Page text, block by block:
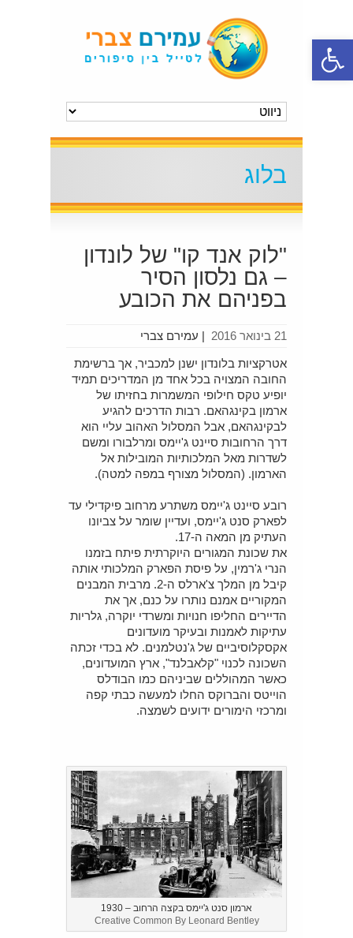
פתח סרגל נגישות
בלוג
"לוק אנד קו" של לונדון
– גם נלסון הסיר
בפניהם את הכובע
עמירם צברי | 21 בינואר 2016
אטרקציות בלונדון ישנן למכביר, אך ברשימת
החובה המצויה בכל אחד מן המדריכים תמיד
יופיע טקס חילופי המשמרות בחזיתו של
ארמון בקינגהאם. רבות הדרכים להגיע
לבקינגהאם, אבל המסלול האהוב עליי הוא
דרך הרחובות סיינט ג'יימס ומרלבורו ומשם
לשדרות מאל המלכותיות המובילות אל
הארמון. (המסלול מצורף במפה למטה).
רובע סיינט ג'יימס משתרע מרחוב פיקדילי עד
לפארק סנט ג'יימס, ועדיין שומר על צביונו
העתיק מן המאה ה-17.
את שכונת המגורים היוקרתית פיתח בזמנו
הנרי ג'רמין, על פיסת הפארק המלכותי אותה
קיבל מן המלך צ'ארלס ה-2. מרבית המבנים
המקוריים אמנם נותרו על כנם, אך את
הדיירים החליפו חנויות ומשרדי יוקרה, גלריות
עתיקות לאמנות ובעיקר מועדונים
אקסקלוסיביים של ג'נטלמנים. לא בכדי זכתה
השכונה לכנוי "קלאבלנד", ארץ המועדונים,
כאשר המהוללים שביניהם כמו הבודלס
הוייטס והברוקס החלו למעשה כבתי קפה
ומרכזי הימורים ידועים לשמצה.
ארמון סנט ג'יימס בקצה הרחוב – 1930
Creative Common By Leonard Bentley